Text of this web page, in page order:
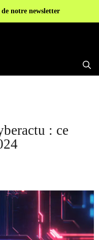
de notre newsletter
: ce